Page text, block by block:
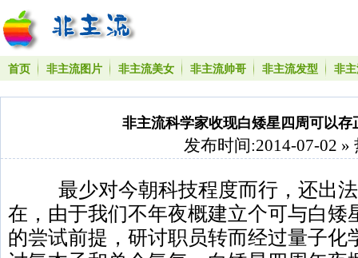
首页 非主流图片 非主流美女 非主流帅哥 非主流发型 非
非主流科学家收现白矮星四周可以存
发布时间:2014-07-02 »
最少对今朝科技程度而行，还出法
在，由于我们不年夜概建立个可与白矮
的尝试前提，研讨职员转而经过量子化